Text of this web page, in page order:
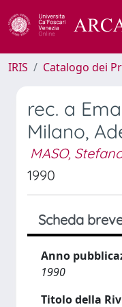
IRIS Catalogo dei
rec. a
Milano,
MASO,
1990
Scheda
Anno
1990
Titolo della